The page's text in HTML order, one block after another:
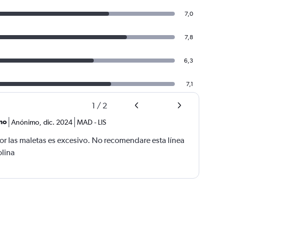
7,0
7,8
6,3
7,1
1 / 2
Anónimo dic. 2024 MAD - LIS
las maletas es excesivo. No recomendare esta línea